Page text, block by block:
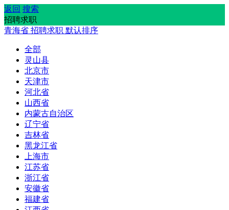
返回 搜索
招聘求职
青海省 招聘求职 默认排序
全部
灵山县
北京市
天津市
河北省
山西省
内蒙古自治区
辽宁省
吉林省
黑龙江省
上海市
江苏省
浙江省
安徽省
福建省